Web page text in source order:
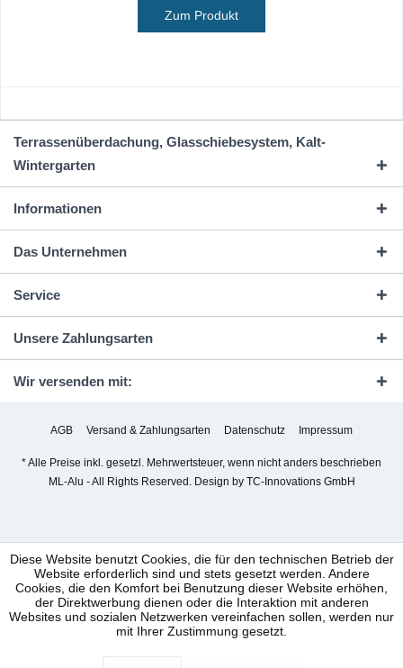
Zum Produkt
Terrassenüberdachung, Glasschiebesystem, Kalt-
Wintergarten
Informationen
Das Unternehmen
Service
Unsere Zahlungsarten
Wir versenden mit:
AGB Versand & Zahlungsarten Datenschutz Impressum
* Alle Preise inkl. gesetzl. Mehrwertsteuer, wenn nicht anders beschrieben
ML-Alu - All Rights Reserved. Design by TC-Innovations GmbH
Diese Website benutzt Cookies, die für den technischen Betrieb der
Website erforderlich sind und stets gesetzt werden. Andere
Cookies, die den Komfort bei Benutzung dieser Website erhöhen,
der Direktwerbung dienen oder die Interaktion mit anderen
Websites und sozialen Netzwerken vereinfachen sollen, werden nur
mit Ihrer Zustimmung gesetzt.